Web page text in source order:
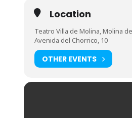
Location
Teatro Villa de Molina, Molina
Avenida del Chorrico, 10
OTHER EVENTS